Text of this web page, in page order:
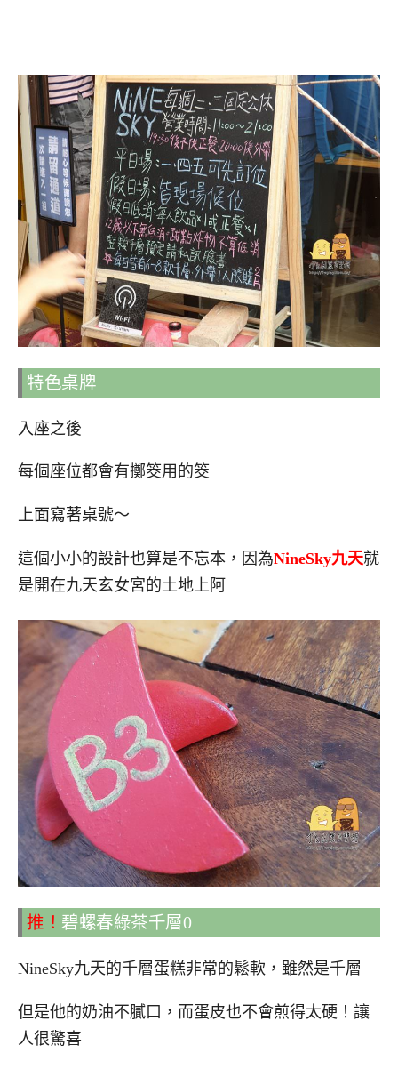
特色桌牌
入座之後
每個座位都會有擲筊用的筊
上面寫著桌號～
這個小小的設計也算是不忘本，因為NineSky九天就
是開在九天玄女宮的土地上阿
推！ 碧螺春綠茶千層0
NineSky九天的千層蛋糕非常的鬆軟，雖然是千層
但是他的奶油不膩口，而蛋皮也不會煎得太硬！讓
人很驚喜